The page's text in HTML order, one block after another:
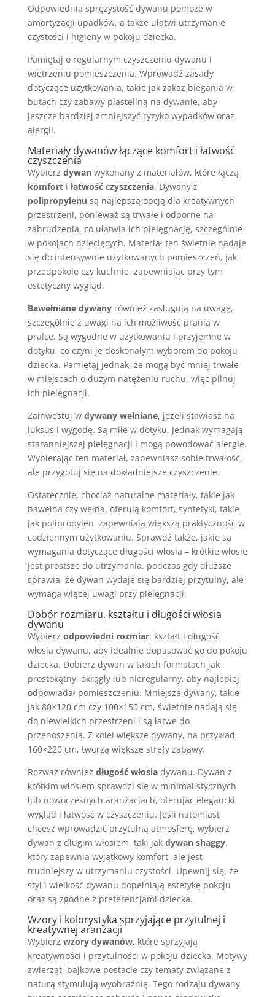
Odpowiednia sprężystość dywanu pomoże w
amortyzacji upadków, a także ułatwi utrzymanie
czystości i higieny w pokoju dziecka.
Pamiętaj o regularnym czyszczeniu dywanu i
wietrzeniu pomieszczenia. Wprowadź zasady
dotyczące użytkowania, takie jak zakaz biegania w
butach czy zabawy plasteliną na dywanie, aby
jeszcze bardziej zmniejszyć ryzyko wypadków oraz
alergii.
Materiały dywanów łączące komfort i łatwość
czyszczenia
Wybierz dywanwykonany z materiałów, które łączą
komforti łatwość czyszczenia. Dywany z
polipropylenu są najlepszą opcją dla kreatywnych
przestrzeni, ponieważ są trwałe i odporne na
zabrudzenia, co ułatwia ich pielęgnację, szczególnie
w pokojach dziecięcych. Materiał ten świetnie nadaje
się do intensywnie użytkowanych pomieszczeń, jak
przedpokoje czy kuchnie, zapewniając przy tym
estetyczny wygląd.
Bawełniane dywanyrównież zasługują na uwagę,
szczególnie z uwagi na ich możliwość prania w
pralce. Są wygodne w użytkowaniu i przyjemne w
dotyku, co czyni je doskonałym wyborem do pokoju
dziecka. Pamiętaj jednak, że mogą być mniej trwałe
w miejscach o dużym natężeniu ruchu, więc pilnuj
ich pielęgnacji.
Zainwestuj w dywany wełniane, jeżeli stawiasz na
luksus i wygodę. Są miłe w dotyku, jednak wymagają
staranniejszej pielęgnacji i mogą powodować alergie.
Wybierając ten materiał, zapewniasz sobie trwałość,
ale przygotuj się na dokładniejsze czyszczenie.
Ostatecznie, chociaż naturalne materiały, takie jak
bawełna czy wełna, oferują komfort, syntetyki, takie
jak polipropylen, zapewniają większą praktyczność w
codziennym użytkowaniu. Sprawdź także, jakie są
wymagania dotyczące długości włosia – krótkie włosie
jest prostsze do utrzymania, podczas gdy dłuższe
sprawia, że dywan wydaje się bardziej przytulny, ale
wymaga więcej uwagi przy pielęgnacji.
Dobór rozmiaru, kształtu i długości włosia
dywanu
Wybierz odpowiedni rozmiar, kształt i długość
włosia dywanu, aby idealnie dopasować go do pokoju
dziecka. Dobierz dywan w takich formatach jak
prostokątny, okrągły lub nieregularny, aby najlepiej
odpowiadał pomieszczeniu. Mniejsze dywany, takie
jak 80×120 cm czy 100×150 cm, świetnie nadają się
do niewielkich przestrzeni i są łatwe do
przenoszenia. Z kolei większe dywany, na przykład
160×220 cm, tworzą większe strefy zabawy.
Rozważ również długość włosiadywanu. Dywan z
krótkim włosiem sprawdzi się w minimalistycznych
lub nowoczesnych aranżacjach, oferując elegancki
wygląd i łatwość w czyszczeniu. Jeśli natomiast
chcesz wprowadzić przytulną atmosferę, wybierz
dywan z długim włosiem, taki jak dywan shaggy,
który zapewnia wyjątkowy komfort, ale jest
trudniejszy w utrzymaniu czystości. Upewnij się, że
styl i wielkość dywanu dopełniają estetykę pokoju
oraz są zgodne z preferencjami dziecka.
Wzory i kolorystyka sprzyjające przytulnej i
kreatywnej aranżacji
Wybierz wzory dywanów, które sprzyjają
kreatywności i przytulności w pokoju dziecka. Motywy
zwierząt, bajkowe postacie czy tematy związane z
naturą stymulują wyobraźnię. Tego rodzaju dywany